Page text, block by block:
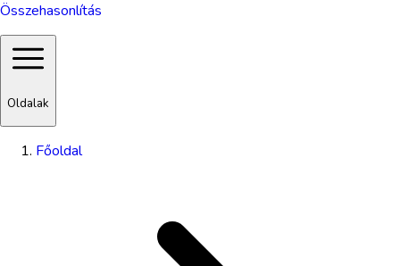
Összehasonlítás
Oldalak
Főoldal